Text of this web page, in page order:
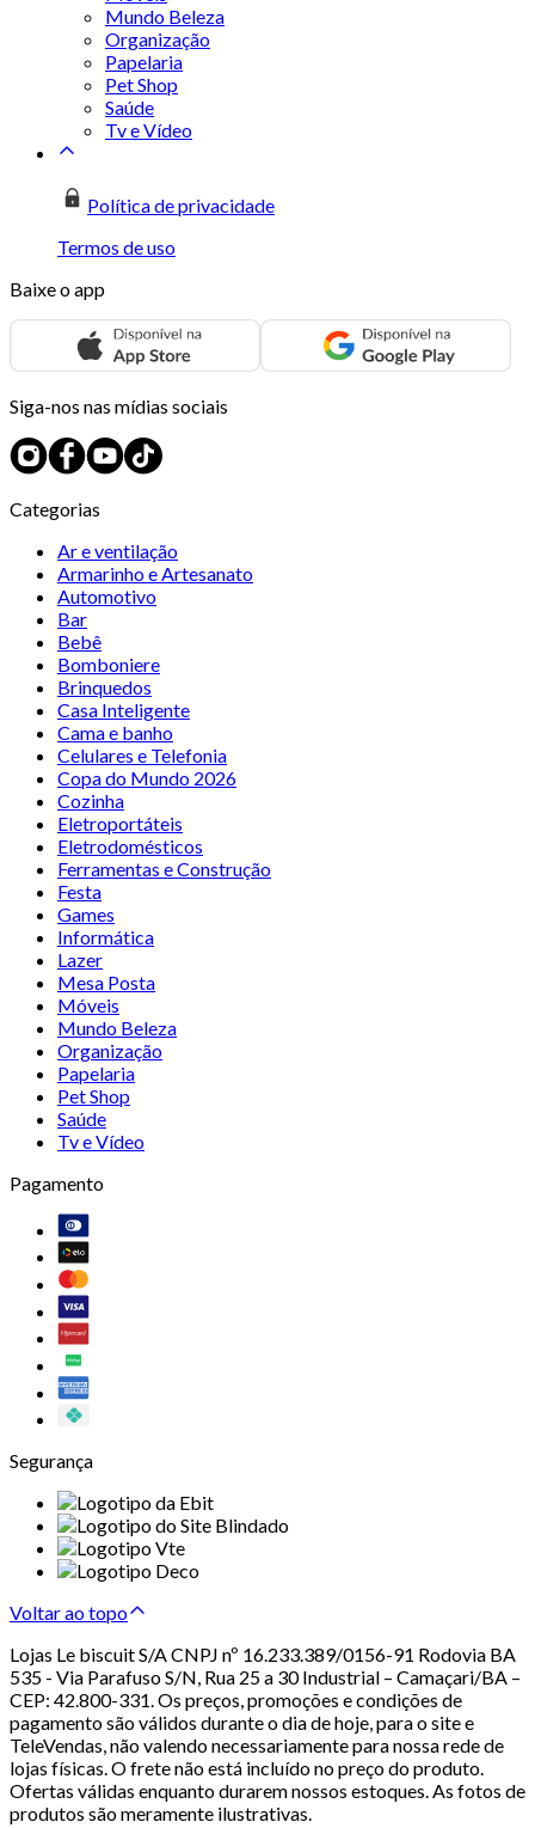
Mundo Beleza
Organização
Papelaria
Pet Shop
Saúde
Tv e Vídeo
Política de privacidade
Termos de uso
Baixe o app
Siga-nos nas mídias sociais
Categorias
Ar e ventilação
Armarinho e Artesanato
Automotivo
Bar
Bebê
Bomboniere
Brinquedos
Casa Inteligente
Cama e banho
Celulares e Telefonia
Copa do Mundo 2026
Cozinha
Eletroportáteis
Eletrodomésticos
Ferramentas e Construção
Festa
Games
Informática
Lazer
Mesa Posta
Móveis
Mundo Beleza
Organização
Papelaria
Pet Shop
Saúde
Tv e Vídeo
Pagamento
Segurança
Voltar ao topo
Lojas Le biscuit S/A CNPJ nº 16.233.389/0156-91 Rodovia BA
535 - Via Parafuso S/N, Rua 25 a 30 Industrial – Camaçari/BA –
CEP: 42.800-331. Os preços, promoções e condições de
pagamento são válidos durante o dia de hoje, para o site e
TeleVendas, não valendo necessariamente para nossa rede de
lojas físicas. O frete não está incluído no preço do produto.
Ofertas válidas enquanto durarem nossos estoques. As fotos de
produtos são meramente ilustrativas.